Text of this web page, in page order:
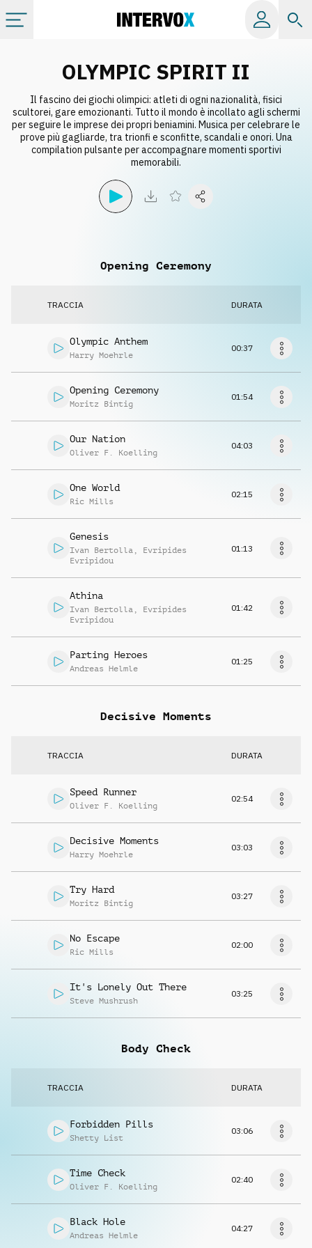
Album
Label
OLYMPIC SPIRIT II
Il fascino dei giochi olimpici: atleti di ogni nazionalità, fisici
scultorei, gare emozionanti. Tutto il mondo è incollato agli schermi
per seguire le imprese dei propri beniamini. Musica per celebrare le
prove più gagliarde, tra trionfi e sconfitte, scandali e onori. Una
compilation pulsante per accompagnare momenti sportivi
memorabili.
Opening Ceremony
TRACCIA DURATA
Olympic Anthem
Harry Moehrle
00:37
Opening Ceremony
Moritz Bintig
01:54
Our Nation
Oliver F. Koelling
04:03
One World
Ric Mills
02:15
Genesis
Ivan Bertolla , Evripides
Evripidou
01:13
Athina
Ivan Bertolla , Evripides
Evripidou
01:42
Parting Heroes
Andreas Helmle
01:25
Decisive Moments
TRACCIA DURATA
Speed Runner
Oliver F. Koelling
02:54
Decisive Moments
Harry Moehrle
03:03
Try Hard
Moritz Bintig
03:27
No Escape
Ric Mills
02:00
It's Lonely Out There
Steve Mushrush
03:25
Body Check
TRACCIA DURATA
Forbidden Pills
Shetty List
03:06
Time Check
Oliver F. Koelling
02:40
Black Hole
Andreas Helmle
04:27